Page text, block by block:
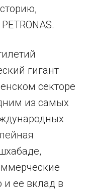
гигант
секторе
из самых
и ее вклад в